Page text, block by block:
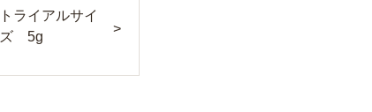
トライアルサイ
ズ 5g